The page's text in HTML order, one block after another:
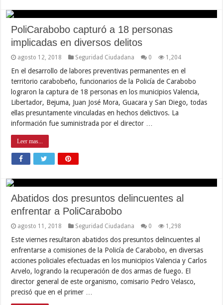
PoliCarabobo capturó a 18 personas
implicadas en diversos delitos
agosto 12, 2018 Seguridad Ciudadana 0 1,204
En el desarrollo de labores preventivas permanentes en el
territorio carabobeño, funcionarios de la Policía de Carabobo
lograron la captura de 18 personas en los municipios Valencia,
Libertador, Bejuma, Juan José Mora, Guacara y San Diego, todas
ellas presuntamente vinculadas en hechos delictivos. La
información fue suministrada por el director …
Leer mas...
Abatidos dos presuntos delincuentes al
enfrentar a PoliCarabobo
agosto 11, 2018 Seguridad Ciudadana 0 1,298
Este viernes resultaron abatidos dos presuntos delincuentes al
enfrentarse a comisiones de la Policía de Carabobo, en diversas
acciones policiales efectuadas en los municipios Valencia y Carlos
Arvelo, logrando la recuperación de dos armas de fuego. El
director general de este organismo, comisario Pedro Velasco,
precisó que en el primer …